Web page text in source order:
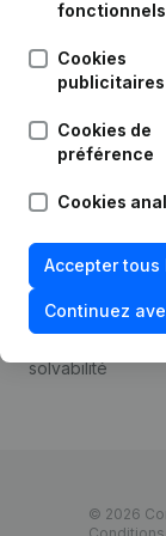
fonctionnels
Cookies
publicitaires
Cookies de
préférence
Cookies
Accepter tous
Continuez
Compliance et
de la fraude
Consulter des
Recherche de
TVA
solvabilité
© 2026